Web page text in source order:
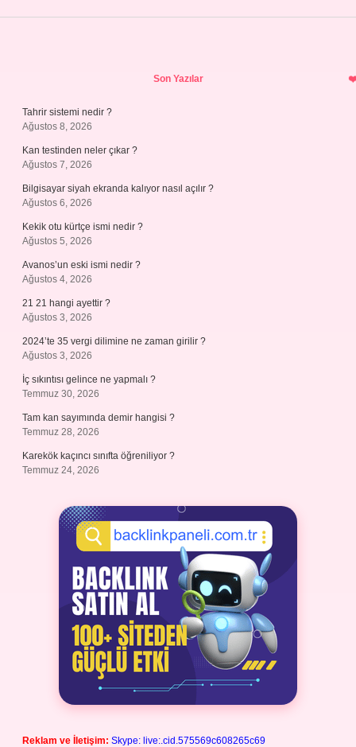
Son Yazılar
Tahrir sistemi nedir ?
Ağustos 8, 2026
Kan testinden neler çıkar ?
Ağustos 7, 2026
Bilgisayar siyah ekranda kalıyor nasıl açılır ?
Ağustos 6, 2026
Kekik otu kürtçe ismi nedir ?
Ağustos 5, 2026
Avanos’un eski ismi nedir ?
Ağustos 4, 2026
21 21 hangi ayettir ?
Ağustos 3, 2026
2024’te 35 vergi dilimine ne zaman girilir ?
Ağustos 3, 2026
İç sıkıntısı gelince ne yapmalı ?
Temmuz 30, 2026
Tam kan sayımında demir hangisi ?
Temmuz 28, 2026
Karekök kaçıncı sınıfta öğreniliyor ?
Temmuz 24, 2026
Reklam ve İletişim: Skype: live:.cid.575569c608265c69